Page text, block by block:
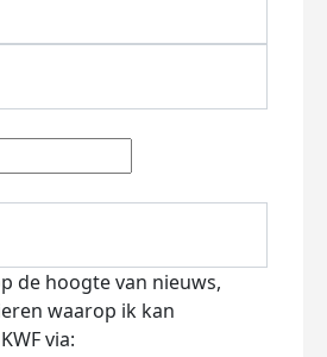
de hoogte van nieuws,
waarop ik kan
via: